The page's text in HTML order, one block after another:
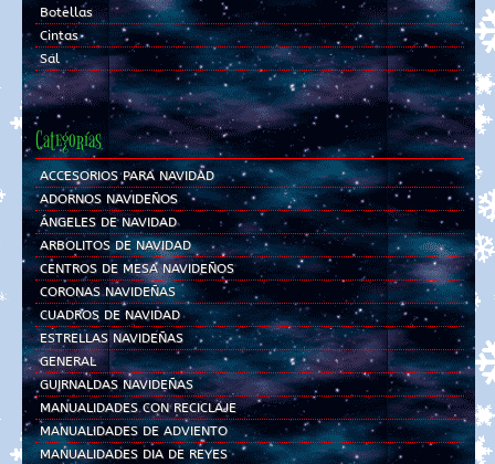
Botellas
Cintas
Sal
Categorías
ACCESORIOS PARA NAVIDAD
ADORNOS NAVIDEÑOS
ÁNGELES DE NAVIDAD
ARBOLITOS DE NAVIDAD
CENTROS DE MESA NAVIDEÑOS
CORONAS NAVIDEÑAS
CUADROS DE NAVIDAD
ESTRELLAS NAVIDEÑAS
GENERAL
GUIRNALDAS NAVIDEÑAS
MANUALIDADES CON RECICLAJE
MANUALIDADES DE ADVIENTO
MANUALIDADES DIA DE REYES